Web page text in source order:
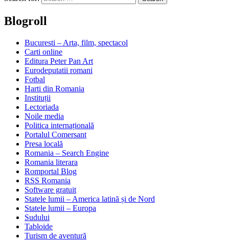
Blogroll
Bucuresti – Arta, film, spectacol
Carti online
Editura Peter Pan Art
Eurodeputatii romani
Fotbal
Harti din Romania
Instituții
Lectoriada
Noile media
Politica internațională
Portalul Comersant
Presa locală
Romania – Search Engine
Romania literara
Romportal Blog
RSS Romania
Software gratuit
Statele lumii – America latină și de Nord
Statele lumii – Europa
Sudului
Tabloide
Turism de aventură